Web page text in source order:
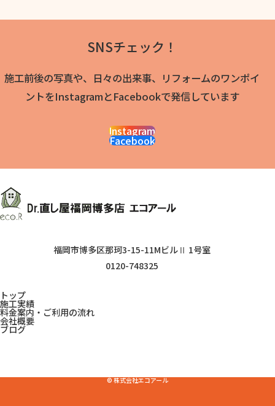
SNSチェック！
施工前後の写真や、日々の出来事、リフォームのワンポイ
ントをInstagramとFacebookで発信しています
Instagram
Facebook
福岡市博多区那珂3-15-11MビルⅡ 1号室
0120-748325
トップ
施工実績
料金案内・ご利用の流れ
会社概要
ブログ
© 株式会社エコアール